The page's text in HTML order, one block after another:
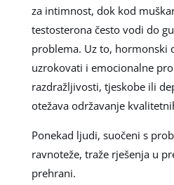
za intimnost, dok kod
testosterona često vodi do
problema. Uz to, hormonski
uzrokovati i emocionalne
razdražljivosti, tjeskobe ili
otežava održavanje
Ponekad ljudi, suočeni s
ravnoteže, traže rješenja u
prehrani.